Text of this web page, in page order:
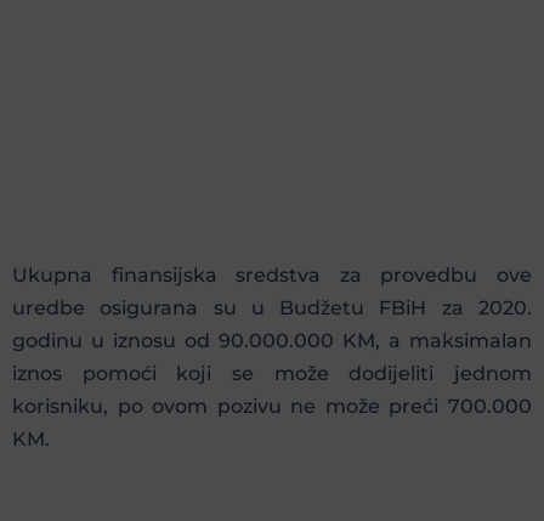
Ukupna finansijska sredstva za provedbu ove
uredbe osigurana su u Budžetu FBiH za 2020.
godinu u iznosu od 90.000.000 KM, a maksimalan
iznos pomoći koji se može dodijeliti jednom
korisniku, po ovom pozivu ne može preći 700.000
KM.